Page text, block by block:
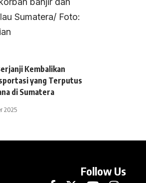
Kembalikan
yang Terputus
di Sumatera
2025
Follow Us